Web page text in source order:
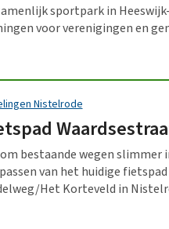
sportpark in
voor verenigingen en
Nistelrode
bestaande wegen slimmer
van het huidige
Het Korteveld in